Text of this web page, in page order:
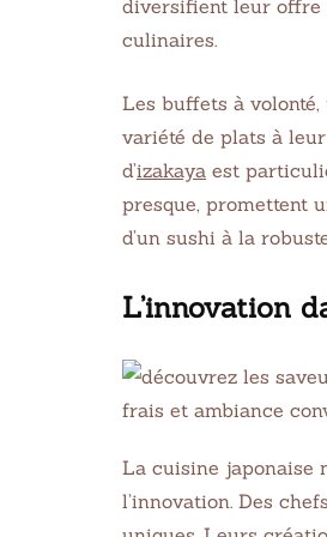
diversifient leur offre
culinaires.
Les buffets à
variété de plats à
d’izakaya est
presque, promettent
d’un sushi à la
L’innovation
La cuisine japonaise
l’innovation. Des
10 Taco
Love Tacos
1 juin 2021 32